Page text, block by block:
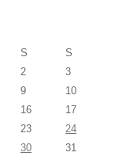
S
S
2
3
9
10
16
17
23
24
30
31